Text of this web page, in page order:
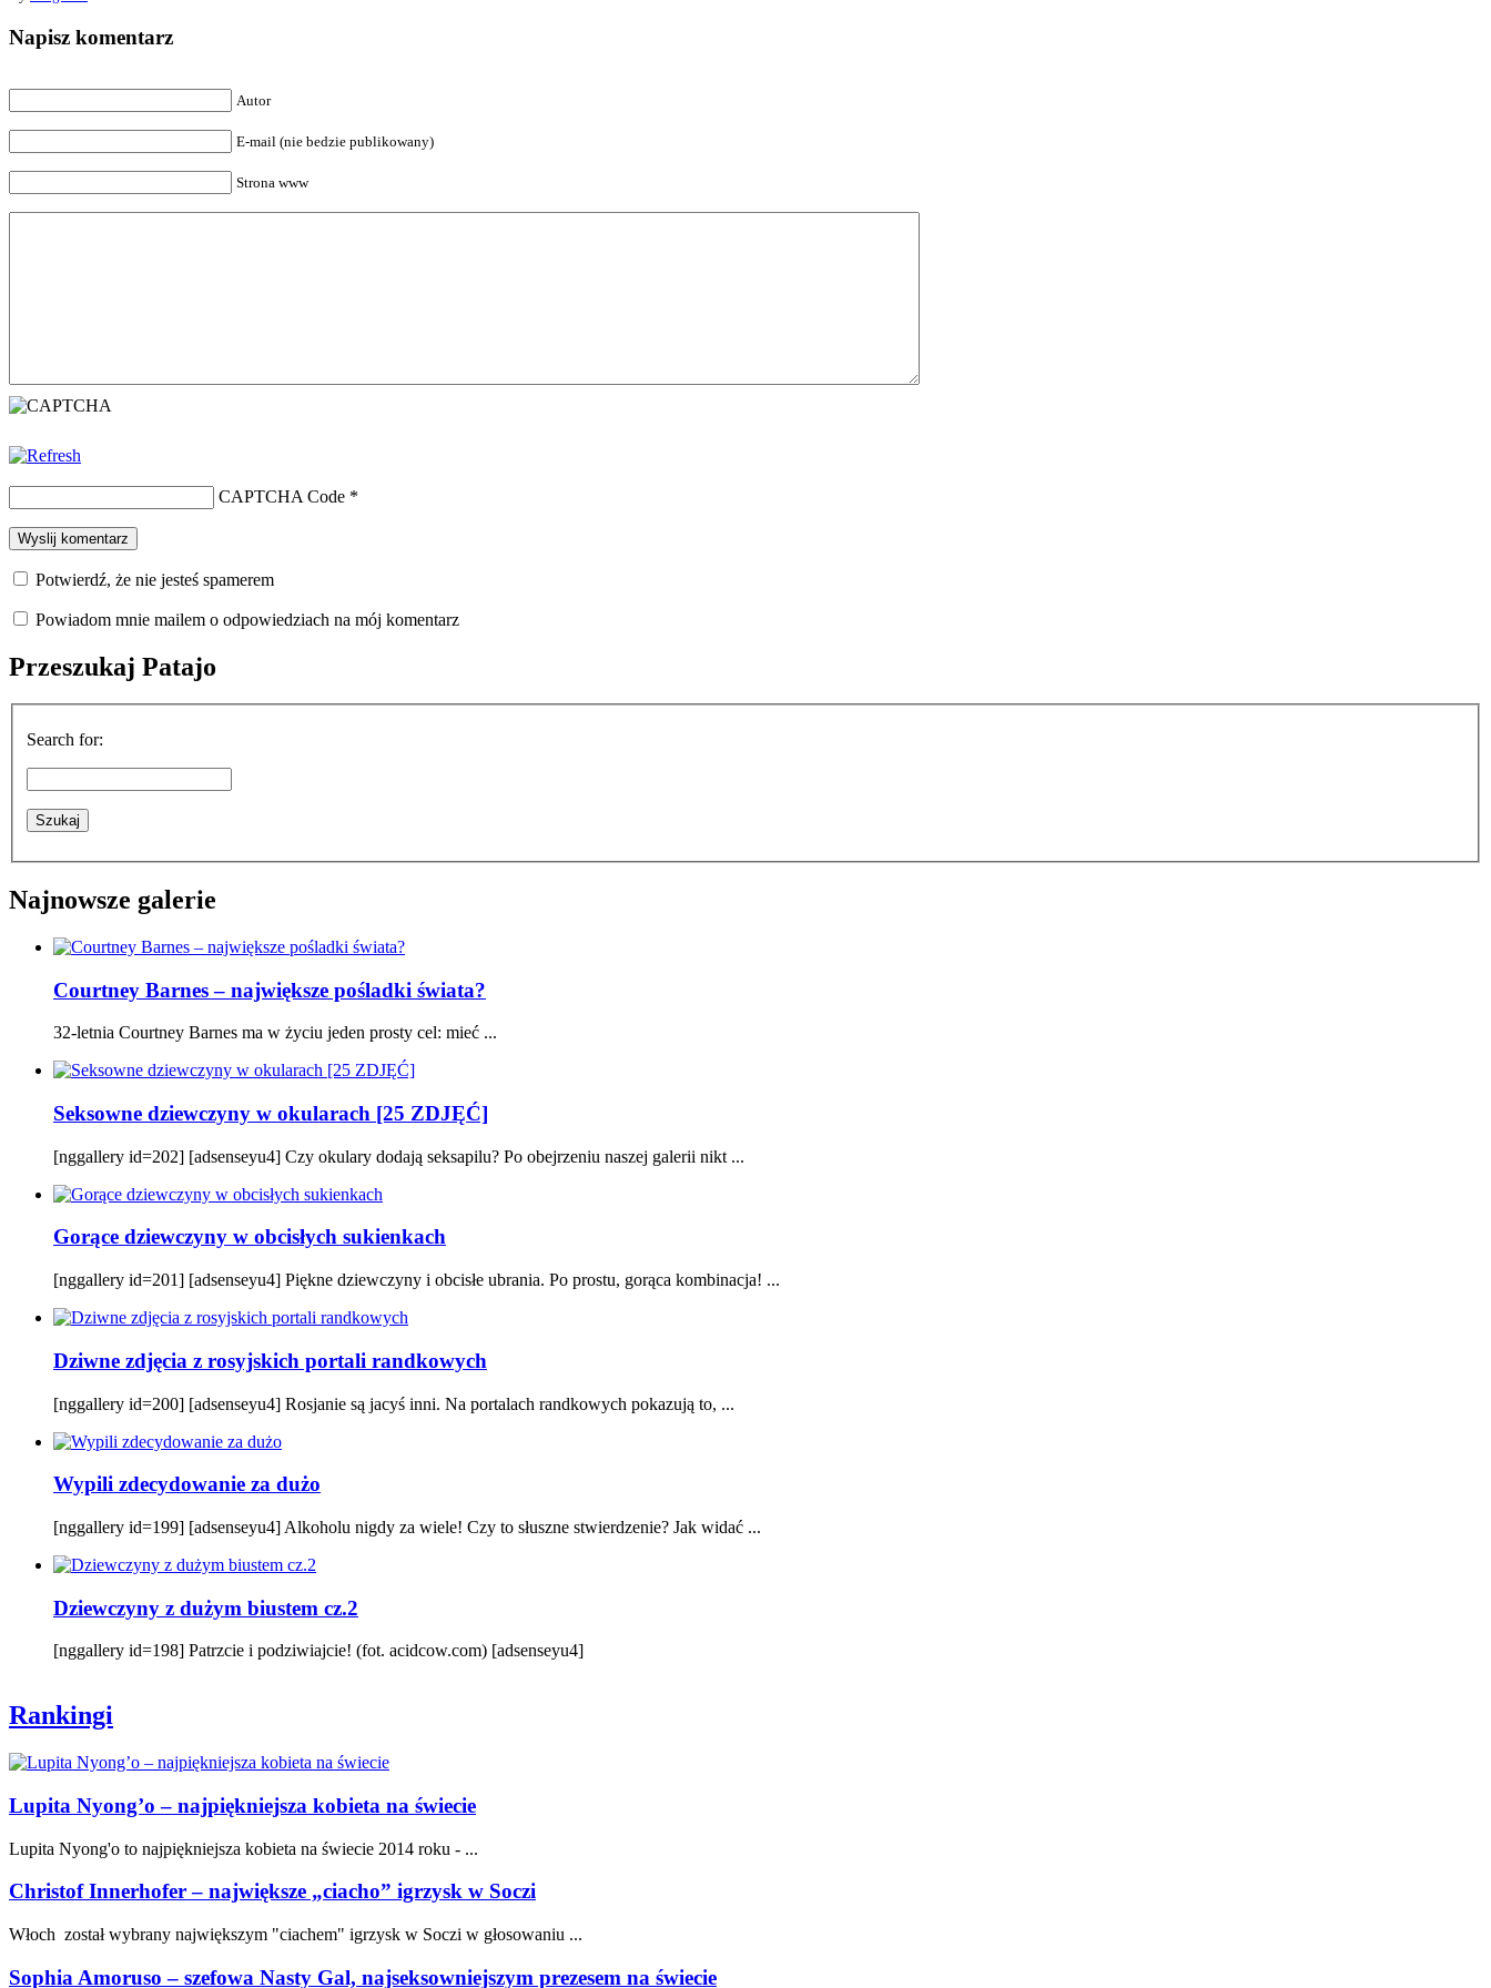
Napisz komentarz
Autor
E-mail (nie bedzie publikowany)
Strona www
CAPTCHA Code *
Potwierdź, że nie jesteś spamerem
Powiadom mnie mailem o odpowiedziach na mój komentarz
Przeszukaj Patajo
Search for:
Najnowsze galerie
Courtney Barnes – największe pośladki świata?
32-letnia Courtney Barnes ma w życiu jeden prosty cel: mieć ...
Seksowne dziewczyny w okularach [25 ZDJĘĆ]
[nggallery id=202] [adsenseyu4] Czy okulary dodają seksapilu? Po obejrzeniu naszej galerii nikt ...
Gorące dziewczyny w obcisłych sukienkach
[nggallery id=201] [adsenseyu4] Piękne dziewczyny i obcisłe ubrania. Po prostu, gorąca kombinacja! ...
Dziwne zdjęcia z rosyjskich portali randkowych
[nggallery id=200] [adsenseyu4] Rosjanie są jacyś inni. Na portalach randkowych pokazują to, ...
Wypili zdecydowanie za dużo
[nggallery id=199] [adsenseyu4] Alkoholu nigdy za wiele! Czy to słuszne stwierdzenie? Jak widać ...
Dziewczyny z dużym biustem cz.2
[nggallery id=198] Patrzcie i podziwiajcie! (fot. acidcow.com) [adsenseyu4]
Rankingi
Lupita Nyong’o – najpiękniejsza kobieta na świecie
Lupita Nyong'o to najpiękniejsza kobieta na świecie 2014 roku - ...
Christof Innerhofer – największe „ciacho” igrzysk w Soczi
Włoch został wybrany największym "ciachem" igrzysk w Soczi w głosowaniu ...
Sophia Amoruso – szefowa Nasty Gal, najseksowniejszym prezesem na świecie